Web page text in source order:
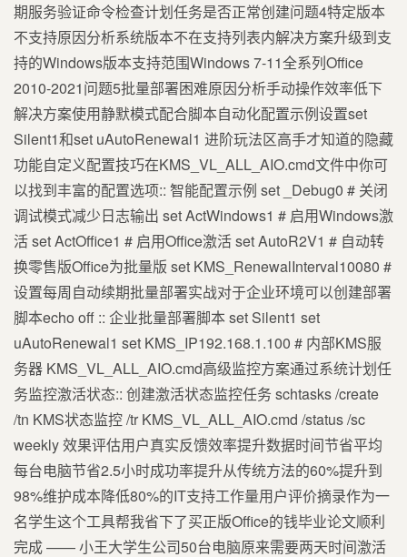
期服务验证命令检查计划任务是否正常创建问题4特定版本
不支持原因分析系统版本不在支持列表内解决方案升级到支
持的Windows版本支持范围Windows 7-11全系列Office
2010-2021问题5批量部署困难原因分析手动操作效率低下
解决方案使用静默模式配合脚本自动化配置示例设置set
Silent1和set uAutoRenewal1 进阶玩法区高手才知道的隐藏
功能自定义配置技巧在KMS_VL_ALL_AIO.cmd文件中你可
以找到丰富的配置选项:: 智能配置示例 set _Debug0 # 关闭
调试模式减少日志输出 set ActWindows1 # 启用Windows激
活 set ActOffice1 # 启用Office激活 set AutoR2V1 # 自动转
换零售版Office为批量版 set KMS_RenewalInterval10080 #
设置每周自动续期批量部署实战对于企业环境可以创建部署
脚本echo off :: 企业批量部署脚本 set Silent1 set
uAutoRenewal1 set KMS_IP192.168.1.100 # 内部KMS服
务器 KMS_VL_ALL_AIO.cmd高级监控方案通过系统计划任
务监控激活状态:: 创建激活状态监控任务 schtasks /create
/tn KMS状态监控 /tr KMS_VL_ALL_AIO.cmd /status /sc
weekly 效果评估用户真实反馈效率提升数据时间节省平均
每台电脑节省2.5小时成功率提升从传统方法的60%提升到
98%维护成本降低80%的IT支持工作量用户评价摘录作为一
名学生这个工具帮我省下了买正版Office的钱毕业论文顺利
完成 —— 小王大学生公司50台电脑原来需要两天时间激活